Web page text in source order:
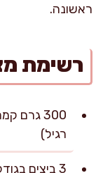
ראשונה.
רשימת
300
רגיל)
3 ביצים בגודל L (כ-165–180 גרם ללא קליפה)